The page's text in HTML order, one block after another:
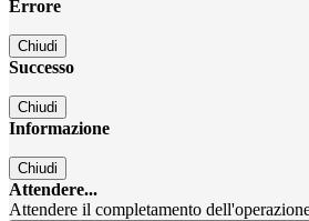
Errore
Chiudi
Successo
Chiudi
Informazione
Chiudi
Attendere...
Attendere il completamento